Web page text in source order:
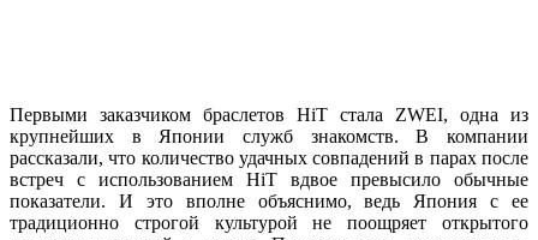
Первыми заказчиком браслетов HiT стала ZWEI, одна из
крупнейших в Японии служб знакомств. В компании
рассказали, что количество удачных совпадений в парах после
встреч с использованием HiT вдвое превысило обычные
показатели. И это вполне объяснимо, ведь Япония с ее
традиционно строгой культурой не поощряет открытого